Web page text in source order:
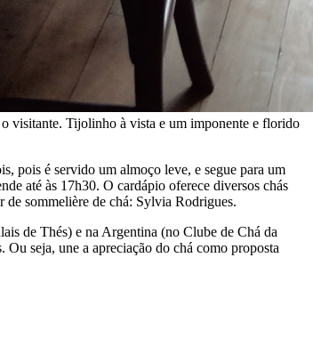
visitante. Tijolinho à vista e um imponente e florido
pois é servido um almoço leve, e segue para um
até às 17h30. O cardápio oferece diversos chás
de sommelière de chá: Sylvia Rodrigues.
de Thés) e na Argentina (no Clube de Chá da
seja, une a apreciação do chá como proposta